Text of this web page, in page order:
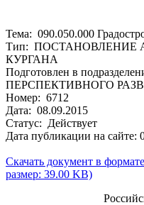
Тема: 090.050.000
Тип: ПОСТАНОВЛЕНИЕ
КУРГАНА
Подготовлен в
ПЕРСПЕКТИВНОГО
Номер: 6712
Дата: 08.09.2015
Статус: Действует
Дата публикации на сайте:
Скачать документ в
размер: 39.00 KB)